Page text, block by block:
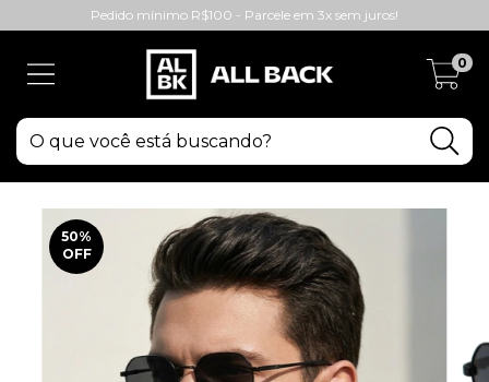
Pedido mínimo R$100 - Parcele em 3x sem juros!
0
50%
OFF